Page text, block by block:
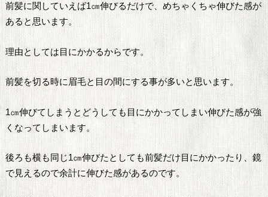
前髪に関していえば1㎝伸びるだけで、めちゃくちゃ伸びた感が
あると思います。
理由としては目にかかるからです。
前髪を切る時に眉毛と目の間にする事が多いと思います。
1㎝伸びてしまうとどうしても目にかかってしまい伸びた感が強
くなってしまいます。
後ろも横も同じ1㎝伸びたとしても前髪だけ目にかかったり、鏡
で見えるので余計に伸びた感があるのです。